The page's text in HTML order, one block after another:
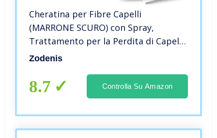
Cheratina per Fibre Capelli
(MARRONE SCURO) con Spray,
Trattamento per la Perdita di Capelli
per Donne e Uomini, Addensante per
per la Creazione dei Capelli
Zodenis
8.7 Controlla Su Amazon